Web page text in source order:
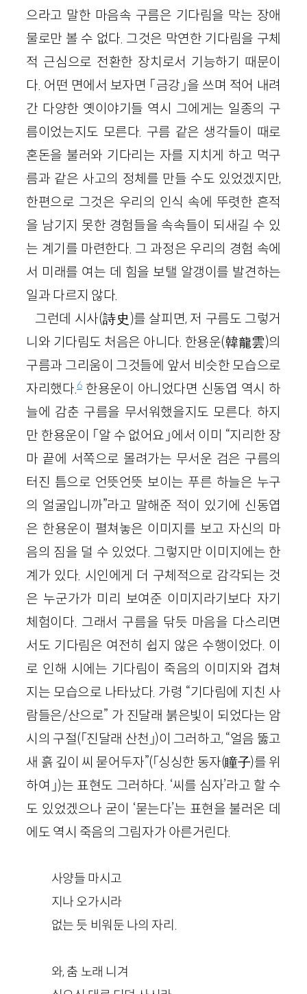
으라고 말한 마음속 구름은 기다림을 막는 장애
물로만 볼 수 없다. 그것은 막연한 기다림을 구체
적 근심으로 전환한 장치로서 기능하기 때문이
다. 어떤 면에서 보자면 「금강」을 쓰며 적어 내려
간 다양한 옛이야기들 역시 그에게는 일종의 구
름이었는지도 모른다. 구름 같은 생각들이 때로
혼돈을 불러와 기다리는 자를 지치게 하고 먹구
름과 같은 사고의 정체를 만들 수도 있었겠지만,
한편으로 그것은 우리의 인식 속에 뚜렷한 흔적
을 남기지 못한 경험들을 속속들이 되새길 수 있
는 계기를 마련한다. 그 과정은 우리의 경험 속에
서 미래를 여는 데 힘을 보탤 알갱이를 발견하는
일과 다르지 않다.
그런데 시사(詩史)를 살피면, 저 구름도 그렇거
니와 기다림도 처음은 아니다. 한용운(韓龍雲)의
구름과 그리움이 그것들에 앞서 비슷한 모습으로
자리했다.6한용운이 아니었다면 신동엽 역시 하
늘에 감춘 구름을 무서워했을지도 모른다. 하지
만 한용운이 「알 수 없어요」에서 이미 “지리한 장
마 끝에 서쪽으로 몰려가는 무서운 검은 구름의
터진 틈으로 언뜻언뜻 보이는 푸른 하늘은 누구
의 얼굴입니까”라고 말해준 적이 있기에 신동엽
은 한용운이 펼쳐놓은 이미지를 보고 자신의 마
음의 짐을 덜 수 있었다. 그렇지만 이미지에는 한
계가 있다. 시인에게 더 구체적으로 감각되는 것
은 누군가가 미리 보여준 이미지라기보다 자기
체험이다. 그래서 구름을 닦듯 마음을 다스리면
서도 기다림은 여전히 쉽지 않은 수행이었다. 이
로 인해 시에는 기다림이 죽음의 이미지와 겹쳐
지는 모습으로 나타났다. 가령 “기다림에 지친 사
람들은/산으로” 가 진달래 붉은빛이 되었다는 암
시의 구절(「진달래 산천」)이 그러하고, “얼음 뚫고
새 흙 깊이 씨 묻어두자”(「싱싱한 동자(瞳子)를 위
하여」)는 표현도 그러하다. ‘씨를 심자’라고 할 수
도 있었겠으나 굳이 ‘묻는다’는 표현을 불러온 데
에도 역시 죽음의 그림자가 아른거린다.
사양들 마시고
지나 오가시라
없는 듯 비워둔 나의 자리.
와, 춤 노래 니겨